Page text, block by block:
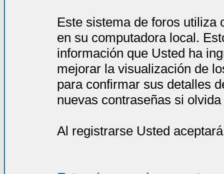
Este sistema de foros utiliza
en su computadora local.
información que Usted ha
mejorar la visualización de
para confirmar sus detalles
nuevas contraseñas si
Al registrarse Usted